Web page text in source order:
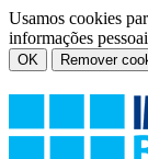
Usamos cookies
informações
OK Remover